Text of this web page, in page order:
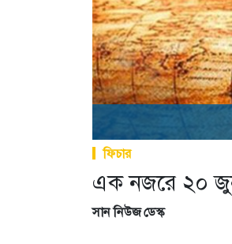
ফিচার
এক নজরে ২০
সান নিউজ ডেস্ক